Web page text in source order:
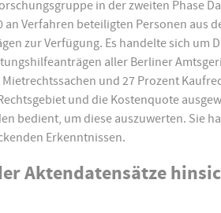
in der zweiten Phase
Verfahren beteiligten Personen aus
zur Verfügung. Es handelte sich um
aller Berliner
und 27 Prozent
und die Kostenquote
bedient, um diese auszuwerten. Sie
Erkenntnissen.
Aktendatensätze